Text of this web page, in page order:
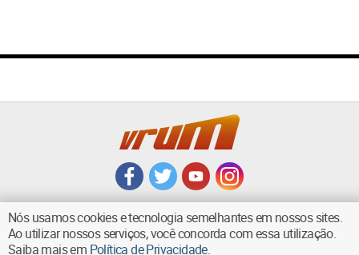
Nós usamos cookies e tecnologia semelhantes em nossos sites.
Ao utilizar nossos serviços, você concorda com essa utilização.
Saiba mais em Política de Privacidade.